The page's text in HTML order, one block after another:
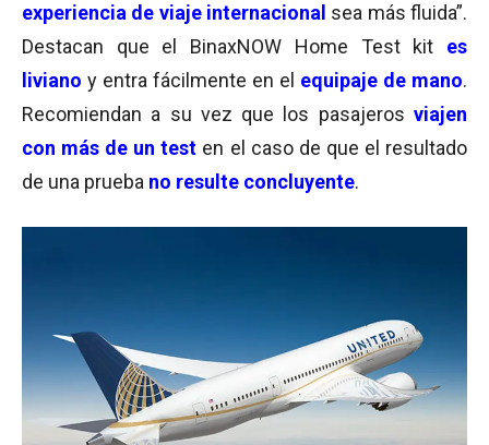
experiencia de viaje internacional sea más fluida”.
Destacan que el BinaxNOW Home Test kit es
liviano y entra fácilmente en el equipaje de mano.
Recomiendan a su vez que los pasajeros viajen
con más de un test en el caso de que el resultado
de una prueba no resulte concluyente.